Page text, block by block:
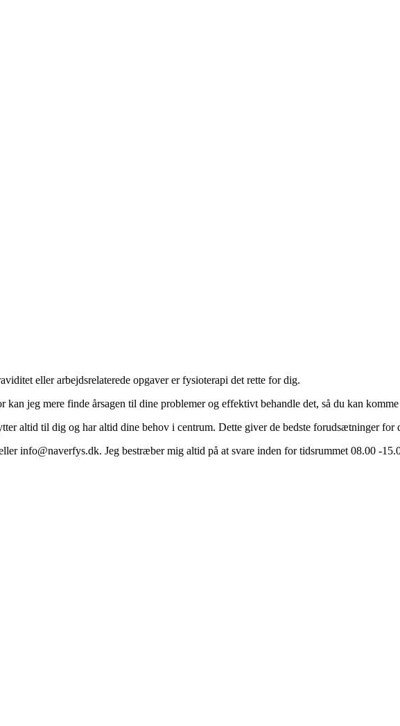
eller arbejdsrelaterede opgaver er fysioterapi det rette for dig.
kan jeg mere finde årsagen til dine problemer og effektivt behandle det, så du kan
altid til dig og har altid dine behov i centrum. Dette giver de bedste forudsætninger for
info@naverfys.dk. Jeg bestræber mig altid på at svare inden for tidsrummet 08.00 -